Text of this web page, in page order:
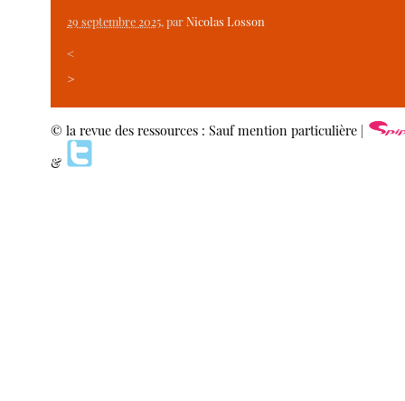
29 septembre 2025, parNicolas Losson
<
>
© la revue des ressources : Sauf mention particulière |
&